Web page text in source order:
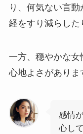
り、何気ない言
経をすり減らした
一方、穏やかな女
心地よさがありま
感情
心し